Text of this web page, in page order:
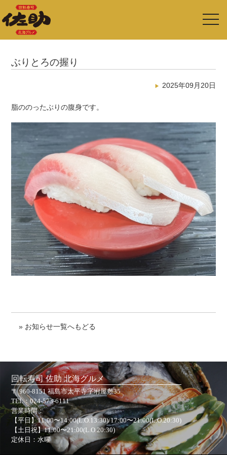
ぶりとろの握り
2025年09月20日
脂ののったぶりの腹身です。
» お知らせ一覧へもどる
回転寿司 佐助 北海グルメ
〒 960-8151 福島市太平寺字坿屋敷35
TEL：024-573-6111
営業時間：
【平日】11:00〜14:00(L.O.13:30)/17:00〜21:00(L.O.20:30)
【土日祝】11:00〜21:00(L.O.20:30)
定休日：水曜